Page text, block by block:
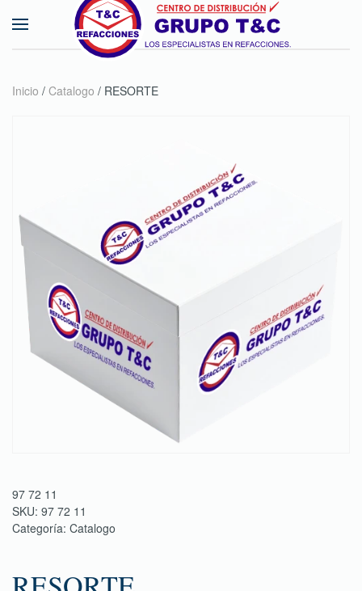
Skip to main content
Inicio / Catalogo / RESORTE
97 72 11
SKU: 97 72 11
Categoría: Catalogo